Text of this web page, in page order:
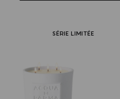
SÉRIE LIMITÉE